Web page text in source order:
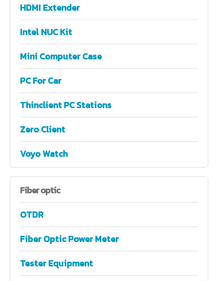
HDMI Extender
Intel NUC Kit
Mini Computer Case
PC For Car
Thinclient PC Stations
Zero Client
Voyo Watch
Fiberoptic
OTDR
Fiber Optic Power Meter
Tester Equipment